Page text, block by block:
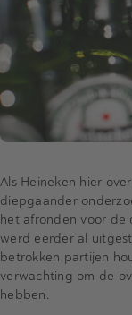
Als Heineken hier
diepgaander
het afronden voor de
werd eerder al
betrokken partijen
verwachting om de
hebben.